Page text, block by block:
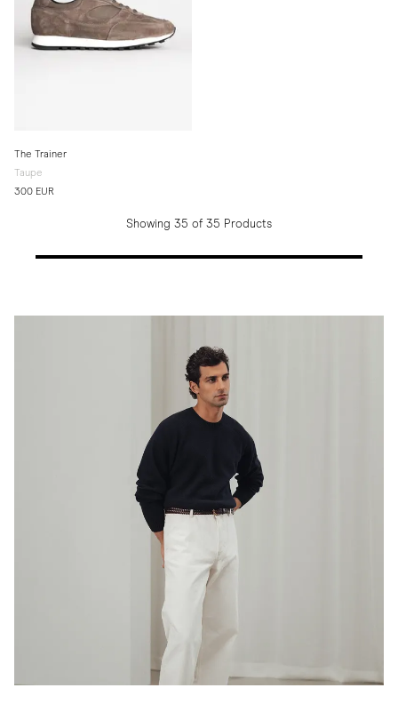
The Trainer
Taupe
300 EUR
Showing 35 of 35 Products